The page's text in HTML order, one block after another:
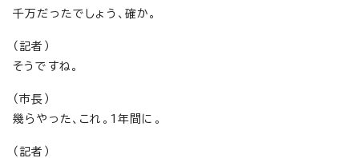
千万だったでしょう、確か。
（記者）
そうですね。
（市長）
幾らやった、これ。1年間に。
（記者）